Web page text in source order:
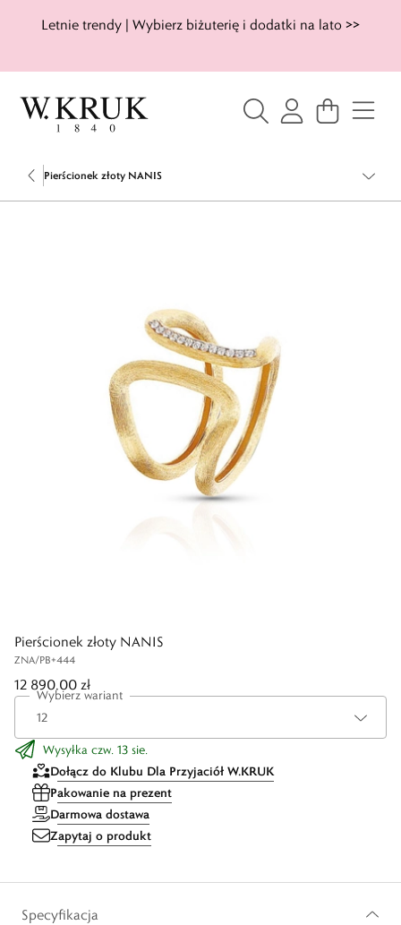
Letnie trendy | Wybierz biżuterię i dodatki na lato >>
Pierścionek złoty NANIS
Pierścionek złoty NANIS
ZNA/PB+444
12 890,00 zł
Wybierz wariant
Wysyłka czw. 13 sie.
Dołącz do Klubu Dla Przyjaciół W.KRUK
Pakowanie na prezent
Darmowa dostawa
Zapytaj o produkt
Specyfikacja